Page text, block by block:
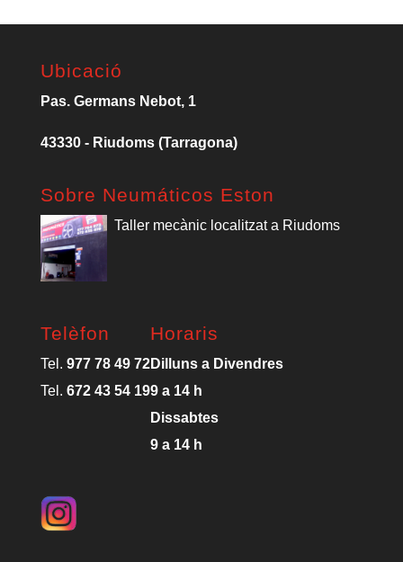
Ubicació
Pas. Germans Nebot, 1
43330 - Riudoms (Tarragona)
Sobre Neumáticos Eston
Taller mecànic localitzat a Riudoms
Telèfon
Tel. 977 78 49 72
Tel. 672 43 54 19
Horaris
Dilluns a Divendres
9 a 14 h
Dissabtes
9 a 14 h